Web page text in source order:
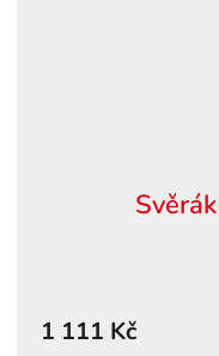
1 111 Kč